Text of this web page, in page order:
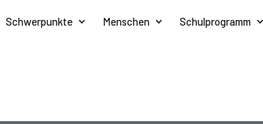
Schwerpunkte Menschen Schulprogramm